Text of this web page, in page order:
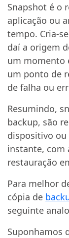
Snapshot é o
aplicação ou
tempo. Cria-
daí a origem
um momento
um ponto de
de falha ou
Resumindo,
backup, são
dispositivo
instante, com
restauração
Para melhor
cópia de
seguinte
Suponhamos